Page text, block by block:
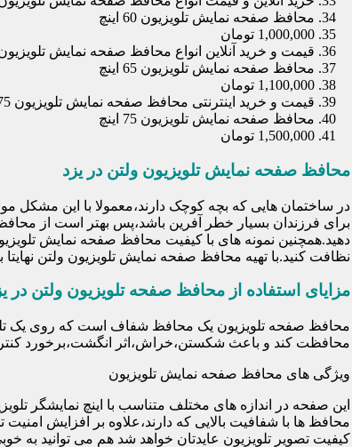
محافظ صفحه نمایش تلویزیون 60 اینچ
1,000,000 تومان
قیمت و خرید آنلاین انواع محافظ صفحه نمایش تلویزیون 65
محافظ صفحه نمایش تلویزیون 65 اینچ
1,100,000 تومان
قیمت و خرید اینترنتی محافظ صفحه نمایش تلویزیون 75 اینچ
محافظ صفحه نمایش تلویزیون 75 اینچ
1,500,000 تومان
محافظ صفحه نمایش تلویزیون ولتن در یزد
در ساختمان هایی که بچه کوچک دارند،معمولا با این مشکل
برای فرزندان بسیار خطر آفرین باشد،پس بهتر است از
دهید.همچنین نمونه های با کیفیت محافظ صفحه نمایش
نظافت کنید.با تهیه محافظ صفحه نمایش تلویزیون ولتن
مزایای استفاده از محافظ صفحه تلویزیون ولتن در
محافظت کند و باعث شکستن،خراش،اثر انگشت،برخورد
ویژگی های محافظ صفحه نمایش تلویزیون
این صفحه در اندازه های مختلف متناسب با اینچ نمایشگر
کیفیت تصویر تلویزیون عایدتان خواهد شد هم می توانید به